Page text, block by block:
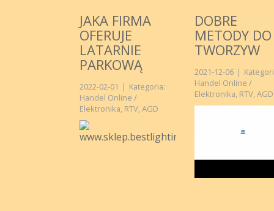
JAKA FIRMA
OFERUJE
LATARNIE
PARKOWĄ
2022-02-01 | Kategoria:
Handel Online /
Elektronika, RTV, AGD
DOBRE
METODY DO
TWORZYW
2021-12-06 |
Handel Online /
Elektronika, RTV, AGD